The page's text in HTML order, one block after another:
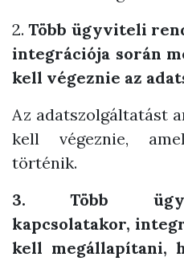
2.Több ügyviteli
integrációja során
kell végeznie az
Az adatszolgáltatást
kell végeznie,
történik.
3. Több
kapcsolatakor,
kell megállapítani,